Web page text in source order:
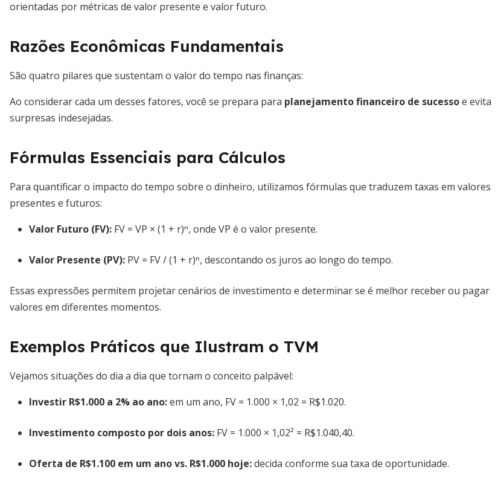
orientadas por métricas de valor presente e valor futuro.
Razões Econômicas Fundamentais
São quatro pilares que sustentam o valor do tempo nas finanças:
Ao considerar cada um desses fatores, você se prepara para planejamento financeiro de sucessoe evita
surpresas indesejadas.
Fórmulas Essenciais para Cálculos
Para quantificar o impacto do tempo sobre o dinheiro, utilizamos fórmulas que traduzem taxas em valores
presentes e futuros:
Valor Futuro (FV): FV = VP × (1 + r)ⁿ, onde VP é o valor presente.
Valor Presente (PV): PV = FV / (1 + r)ⁿ, descontando os juros ao longo do tempo.
Essas expressões permitem projetar cenários de investimento e determinar se é melhor receber ou pagar
valores em diferentes momentos.
Exemplos Práticos que Ilustram o TVM
Vejamos situações do dia a dia que tornam o conceito palpável:
Investir R$1.000 a 2% ao ano:em um ano, FV = 1.000 × 1,02 = R$1.020.
Investimento composto por dois anos: FV = 1.000 × 1,02² = R$1.040,40.
Oferta de R$1.100 em um ano vs. R$1.000 hoje:decida conforme sua taxa de oportunidade.